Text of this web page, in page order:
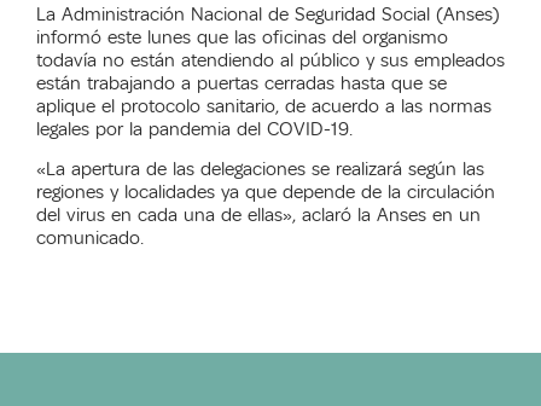
La Administración Nacional de Seguridad Social (Anses)
informó este lunes que las oficinas del organismo
todavía no están atendiendo al público y sus empleados
están trabajando a puertas cerradas hasta que se
aplique el protocolo sanitario, de acuerdo a las normas
legales por la pandemia del COVID-19.
«La apertura de las delegaciones se realizará según las
regiones y localidades ya que depende de la circulación
del virus en cada una de ellas», aclaró la Anses en un
comunicado.